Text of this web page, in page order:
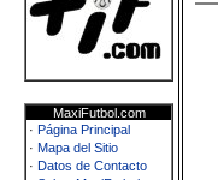
MaxiFutbol.com
· Página Principal
· Mapa del Sitio
· Datos de Contacto